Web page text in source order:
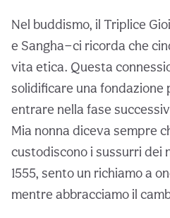
Nel buddismo, il Triplice
e Sangha—ci ricorda che
vita etica. Questa
solidificare una fondazione
entrare nella fase
Mia nonna diceva sempre
custodiscono i sussurri dei
1555, sento un richiamo a
mentre abbracciamo il